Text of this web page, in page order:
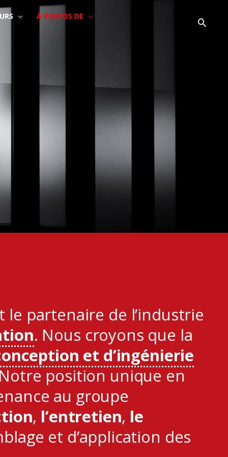
À PROPOS DE
partenaire de l’industrie
. Nous croyons que la
et d’ingénierie
position unique en
au groupe
, l’entretien, le
et d’application des